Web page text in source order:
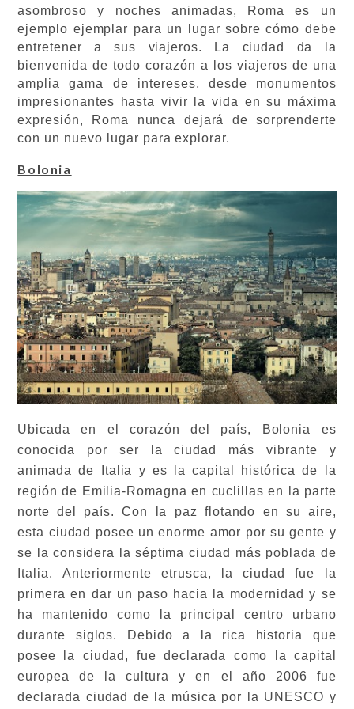
asombroso y noches animadas, Roma es un
ejemplo ejemplar para un lugar sobre cómo debe
entretener a sus viajeros. La ciudad da la
bienvenida de todo corazón a los viajeros de una
amplia gama de intereses, desde monumentos
impresionantes hasta vivir la vida en su máxima
expresión, Roma nunca dejará de sorprenderte
con un nuevo lugar para explorar.
Bolonia
Ubicada en el corazón del país, Bolonia es
conocida por ser la ciudad más vibrante y
animada de Italia y es la capital histórica de la
región de Emilia-Romagna en cuclillas en la parte
norte del país. Con la paz flotando en su aire,
esta ciudad posee un enorme amor por su gente y
se la considera la séptima ciudad más poblada de
Italia. Anteriormente etrusca, la ciudad fue la
primera en dar un paso hacia la modernidad y se
ha mantenido como la principal centro urbano
durante siglos. Debido a la rica historia que
posee la ciudad, fue declarada como la capital
europea de la cultura y en el año 2006 fue
declarada ciudad de la música por la UNESCO y